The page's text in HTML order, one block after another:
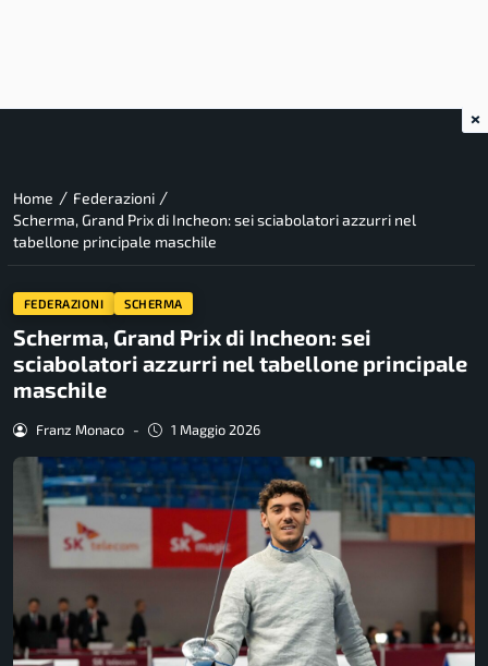
Home / Federazioni /
Scherma, Grand Prix di Incheon: sei sciabolatori azzurri nel
tabellone principale maschile
FEDERAZIONI SCHERMA
Scherma, Grand Prix di Incheon: sei
sciabolatori azzurri nel tabellone principale
maschile
Franz Monaco - 1 Maggio 2026
×